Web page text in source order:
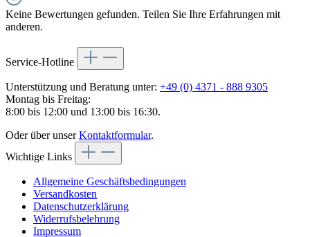
Keine Bewertungen gefunden. Teilen Sie Ihre Erfahrungen mit
anderen.
Service-Hotline
Unterstützung und Beratung unter: +49 (0) 4371 - 888 9305
Montag bis Freitag:
8:00 bis 12:00 und 13:00 bis 16:30.
Oder über unserKontaktformular.
Wichtige Links
Allgemeine Geschäftsbedingungen
Versandkosten
Datenschutzerklärung
Widerrufsbelehrung
Impressum